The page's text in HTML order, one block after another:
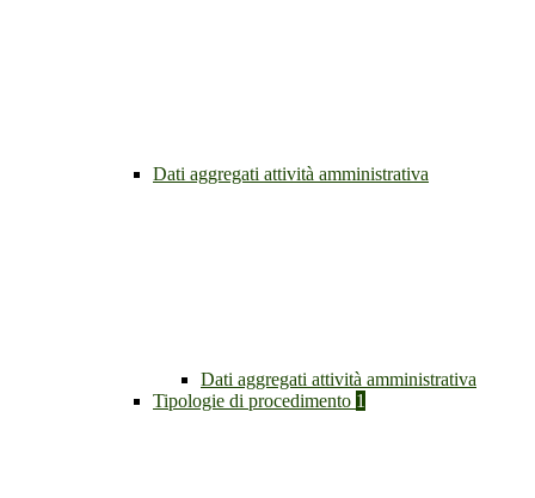
Dati aggregati attività amministrativa
Dati aggregati attività amministrativa
Tipologie di procedimento 1